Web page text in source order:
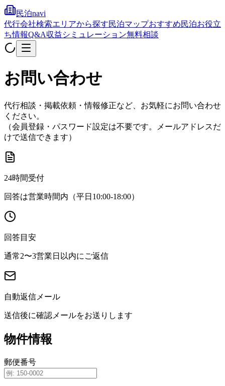
民泊navi
代行会社検索エリアから探す民泊マップおすすめ民泊お役立
ち情報Q&A収益シミュレーション無料相談
お問い合わせ
代行相談・掲載依頼・情報修正など、お気軽にお問い合わせ
ください。
（会員登録・パスワード設定は不要です。メールアドレスだ
けで送信できます）
24時間受付
回答は営業時間内（平日10:00-18:00）
回答目安
通常2〜3営業日以内にご返信
自動返信メール
送信後に確認メールをお送りします
物件情報
郵便番号